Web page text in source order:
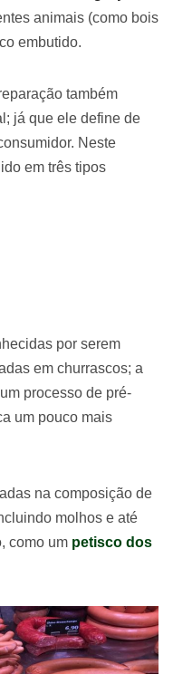
animais (como bois
embutido.
também
já que ele define de
Neste
em três tipos
por serem
em churrascos; a
processo de pré-
um pouco mais
na composição de
molhos e até
como um petisco dos